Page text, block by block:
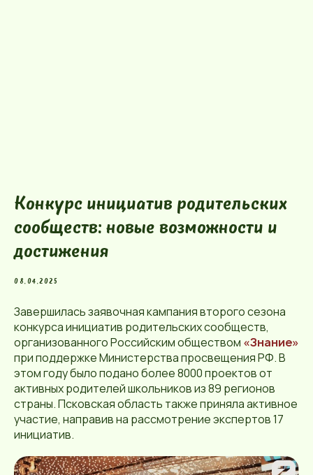
Конкурс инициатив родительских
сообществ: новые возможности и
достижения
08.04.2025
Завершилась заявочная кампания второго сезона
конкурса инициатив родительских сообществ,
организованного Российским обществом «Знание»
при поддержке Министерства просвещения РФ. В
этом году было подано более 8000 проектов от
активных родителей школьников из 89 регионов
страны. Псковская область также приняла активное
участие, направив на рассмотрение экспертов 17
инициатив.